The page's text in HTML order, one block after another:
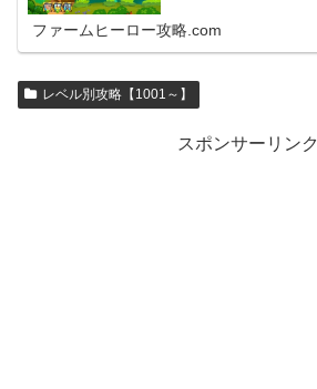
ファームヒーロー攻略.com
レベル別攻略【1001～】
スポンサーリンク